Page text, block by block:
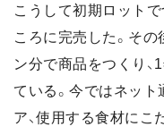
こうして初期ロット
ころに完売した。そ
ン分で商品をつくり
ている。今ではネット
ア、使用する食材にこ